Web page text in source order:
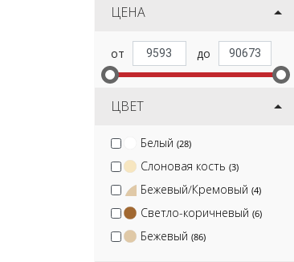
ЦЕНА
ЦВЕТ
Белый (28)
Слоновая кость (3)
Бежевый/Кремовый (4)
Светло-коричневый (6)
Бежевый (86)